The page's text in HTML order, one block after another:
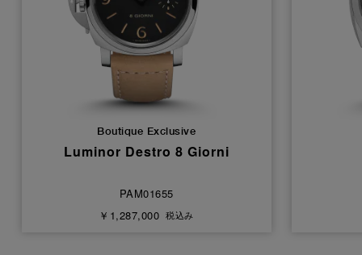
Boutique Exclusive
Luminor Destro 8 Giorni
PAM01655
￥1,287,000 税込み